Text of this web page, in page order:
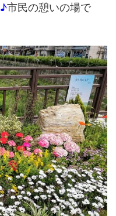
♪市民の憩いの場で